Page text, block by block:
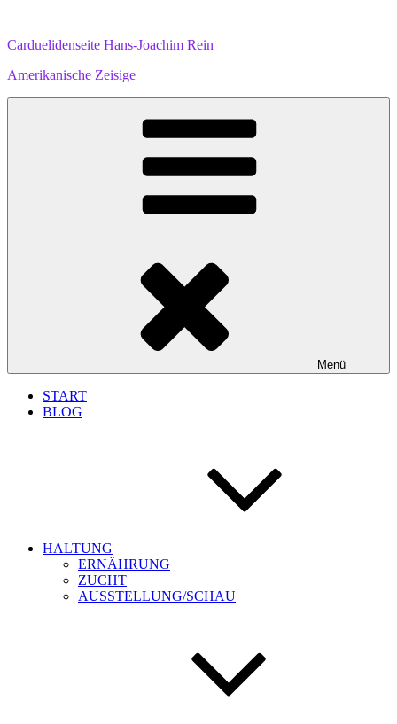
springen
Carduelidenseite Hans-Joachim Rein
Amerikanische Zeisige
Menü
START
BLOG
HALTUNG
ERNÄHRUNG
ZUCHT
AUSSTELLUNG/SCHAU